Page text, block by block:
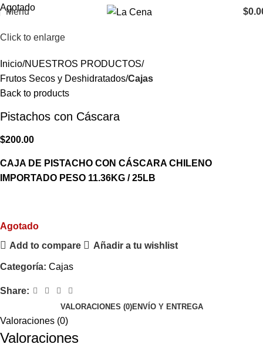
Menu $
Agotado
Click to enlarge
Inicio NUESTROS PRODUCTOS
Frutos Secos y Deshidratados Cajas
Back to products
Pistachos con Cáscara
$200.00
CAJA DE PISTACHO CON CÁSCARA CHILENO
IMPORTADO PESO 11.36KG / 25LB
Agotado
Add to compare
Añadir a tu wishlist
Categoría: Cajas
Share:
VALORACIONES (0)ENVÍO Y ENTREGA
Valoraciones (0)
Valoraciones